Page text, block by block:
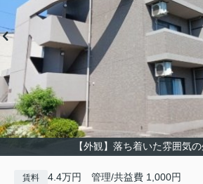
【外観】落ち着いた雰囲気
賃料 4.4万円 管理/共益費 1,000円